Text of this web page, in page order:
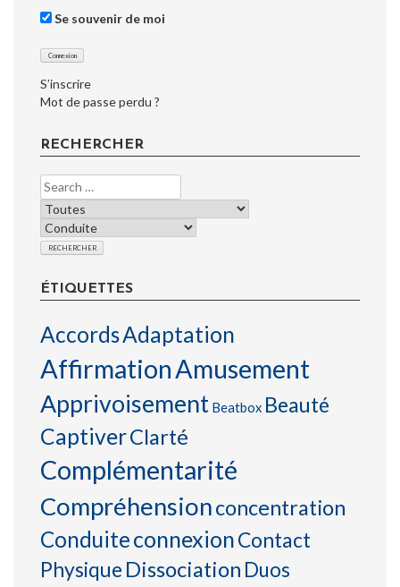
Se souvenir de moi
S’inscrire
Mot de passe perdu ?
RECHERCHER
ÉTIQUETTES
AccordsAdaptation
AffirmationAmusement
Apprivoisement Beatbox Beauté
CaptiverClarté
Complémentarité
Compréhensionconcentration
ConduiteconnexionContact
Physique Dissociation Duos